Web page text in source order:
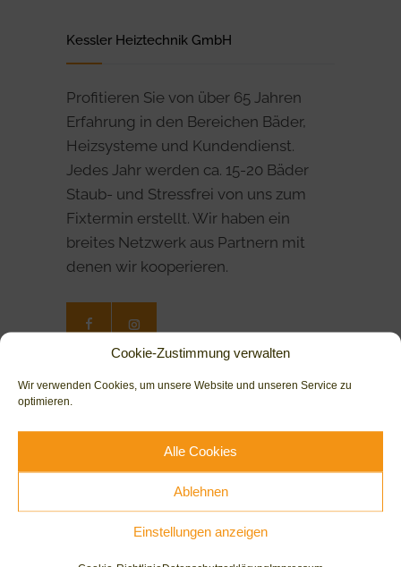
Cookie-Zustimmung verwalten
Wir verwenden Cookies, um unsere Website und unseren Service zu
optimieren.
Alle Cookies
Ablehnen
Einstellungen anzeigen
Kessler Heiztechnik GmbH
Profitieren Sie von über 65 Jahren
Erfahrung in den Bereichen Bäder,
Heizsysteme und Kundendienst.
Jedes Jahr werden ca. 15-20 Bäder
Staub- und Stressfrei von uns zum
Fixtermin erstellt. Wir haben ein
breites Netzwerk aus Partnern mit
denen wir kooperieren.
Leistungen
Heizungen
Planung